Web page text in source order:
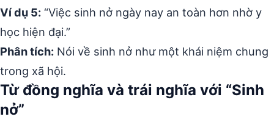
Ví dụ 5: “Việc sinh nở ngày nay an toàn hơn nhờ y
học hiện đại.”
Phân tích: Nói về sinh nở như một khái niệm chung
trong xã hội.
Từ đồng nghĩa và trái nghĩa với “Sinh
nở”